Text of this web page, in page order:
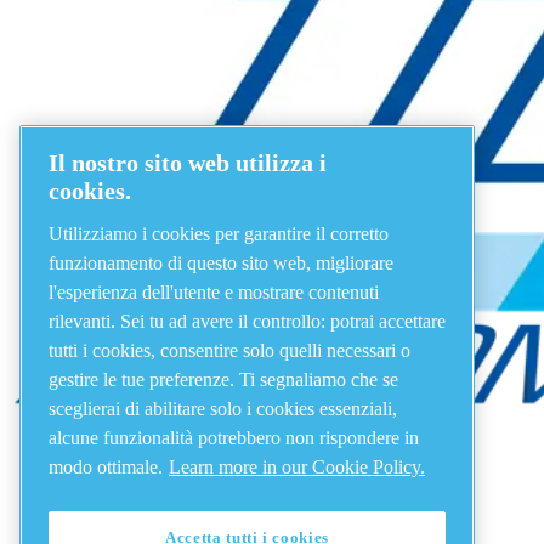
Il nostro sito web utilizza i
cookies.
Utilizziamo i cookies per garantire il corretto
funzionamento di questo sito web, migliorare
l'esperienza dell'utente e mostrare contenuti
rilevanti. Sei tu ad avere il controllo: potrai accettare
tutti i cookies, consentire solo quelli necessari o
gestire le tue preferenze. Ti segnaliamo che se
sceglierai di abilitare solo i cookies essenziali,
alcune funzionalità potrebbero non rispondere in
modo ottimale. Learn more in our Cookie Policy.
Accetta tutti i cookies